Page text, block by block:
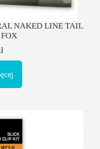
NAKED LINE TAIL